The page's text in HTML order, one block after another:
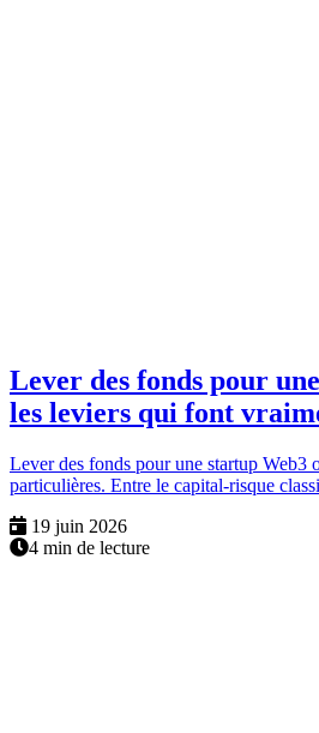
Lever des fonds pour
les leviers qui font
Lever des fonds pour une startup Web3
particulières. Entre le capital-risque
19 juin 2026
4 min de lecture